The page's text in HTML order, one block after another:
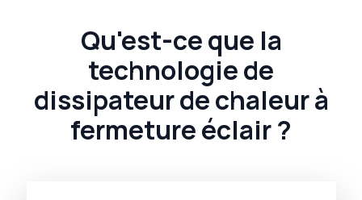
Qu'est-ce que la
technologie de
dissipateur de chaleur à
fermeture éclair ?